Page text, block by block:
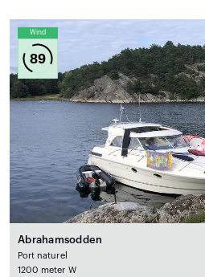
Wind
89
Abrahamsodden
Port naturel
1200 meter W